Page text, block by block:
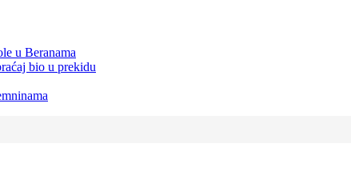
u Beranama
bio u prekidu